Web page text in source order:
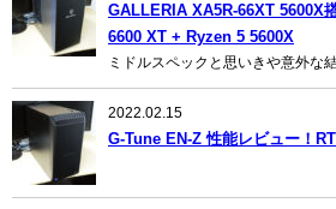
GALLERIA XA5R-66XT 5600X
6600 XT + Ryzen 5 5600X
ミドルスペックと思いきや意外な
2022.02.15
G-Tune EN-Z 性能レビュー！